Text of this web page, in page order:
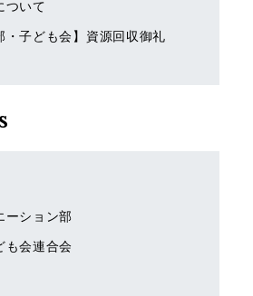
ついて
・子ども会】資源回収御礼
ーション部
も会連合会